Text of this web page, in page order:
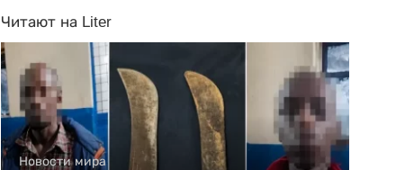
Читают на Liter
Новости мира